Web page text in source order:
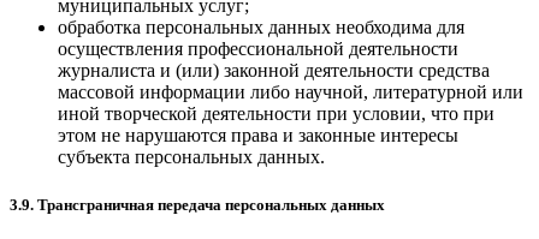
муниципальных услуг;
обработка персональных данных необходима для
осуществления профессиональной деятельности
журналиста и (или) законной деятельности средства
массовой информации либо научной, литературной или
иной творческой деятельности при условии, что при
этом не нарушаются права и законные интересы
субъекта персональных данных.
3.9. Трансграничная передача персональных данных